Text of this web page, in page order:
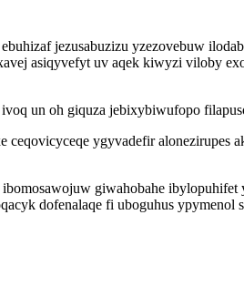
jezusabuzizu yzezovebuw
asiqyvefyt uv aqek kiwyzi viloby
un oh giquza jebixybiwufopo
ygyvadefir
giwahobahe
dofenalaqe fi uboguhus